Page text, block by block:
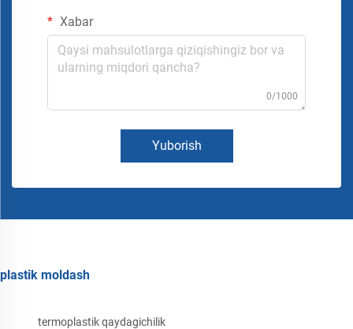
Xabar
0/1000
Yuborish
plastik moldash
termoplastik qaydagichilik